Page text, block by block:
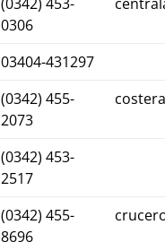
0306
03404-431297
(0342) 455-
2073
(0342) 453-
2517
(0342) 455-
8696